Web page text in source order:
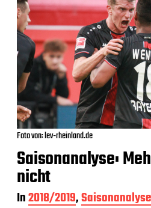
Foto von: lev-rheinland.de
Saisonanalyse:
nicht
In2018/2019,Saisonanalyse